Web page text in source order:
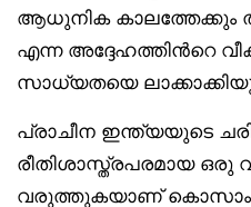
ആധുനിക കാലത്തേക്കും
എന്ന അദ്ദേഹത്തിൻറെ
സാധ്യതയെ
പ്രാചീന ഇന്ത്യയുടെ
രീതിശാസ്ത്രപരമായ ഒരു
വരുത്തുകയാണ്